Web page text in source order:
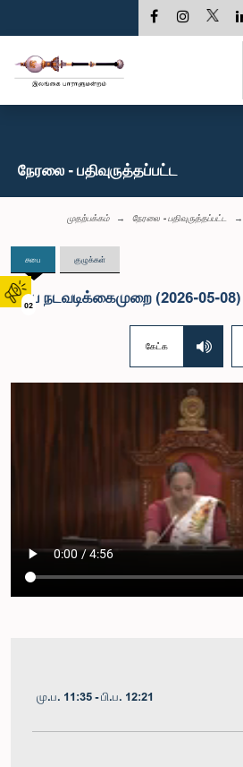
02
நேரலை - பதிவுருத்தப்பட்ட
முதற்பக்கம் நேரலை - பதிவுருத்தப்பட்ட
சபை குழுக்கள்
சபை நடவடிக்கைமுறை (2026-05-08)
கேட்க
மு.ப. 11:35 - பி.ப. 12:21